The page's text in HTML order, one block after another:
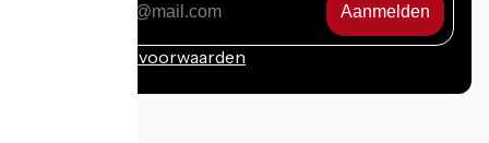
Inschrijvingsvoorwaarden